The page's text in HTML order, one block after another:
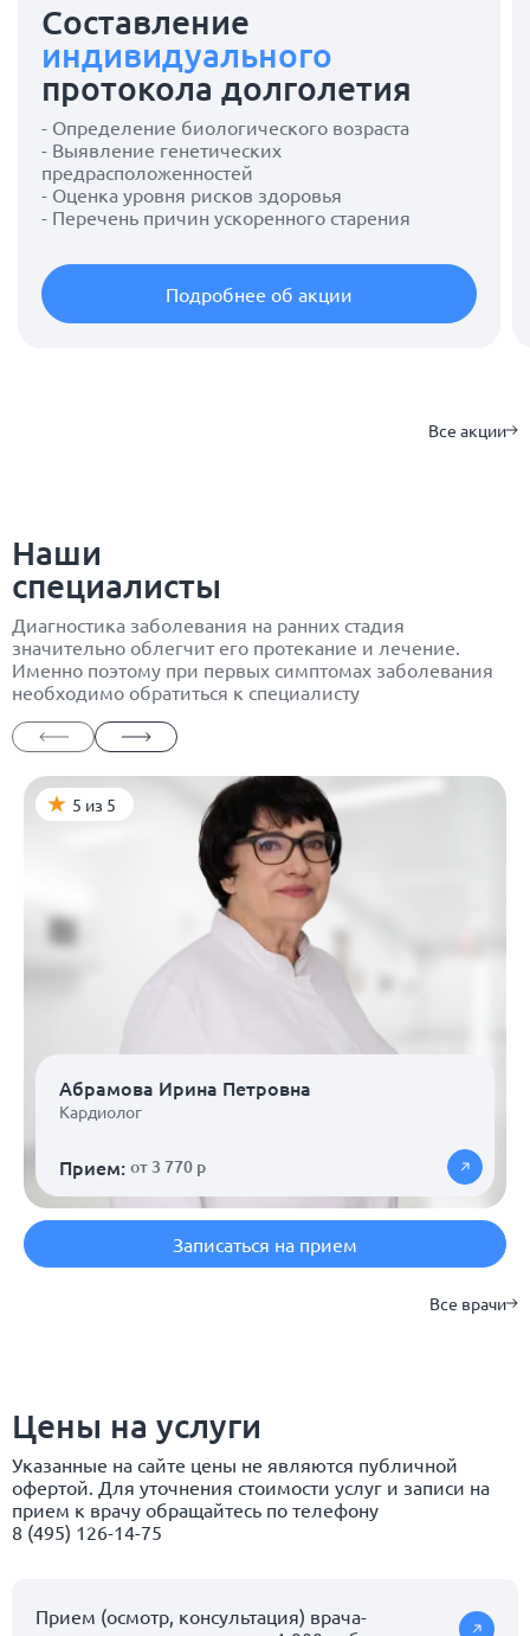
Составление
индивидуального
протокола долголетия
- Определение биологического возраста
- Выявление генетических
предрасположенностей
- Оценка уровня рисков здоровья
- Перечень причин ускоренного старения
Подробнее об акции
Все акции
Наши
специалисты
Диагностика заболевания на ранних стадия
значительно облегчит его протекание и лечение.
Именно поэтому при первых симптомах заболевания
необходимо обратиться к специалисту
5 из 5
Абрамова Ирина Петровна
Кардиолог
Прием: от 3 770 р
Записаться на прием
Все врачи
Цены на услуги
Указанные на сайте цены не являются публичной
офертой. Для уточнения стоимости услуг и записи на
прием к врачу обращайтесь по телефону
8 (495) 126-14-75
Прием (осмотр, консультация) врача-